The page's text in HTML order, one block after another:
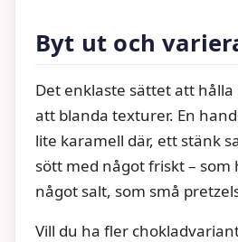
Byt ut och
Det enklaste sättet att
att blanda texturer. En
lite karamell där, ett stänk
sött med något friskt – som
något salt, som små
Vill du ha fler